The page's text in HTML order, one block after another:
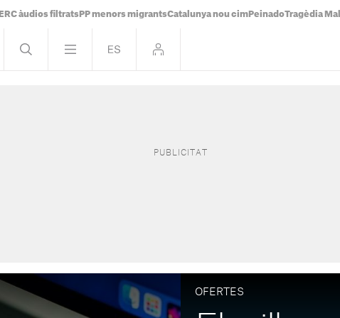
ERC àudios filtrats PP menors migrantsCatalunya nou cim PeinadoTragèdia
OFERTES